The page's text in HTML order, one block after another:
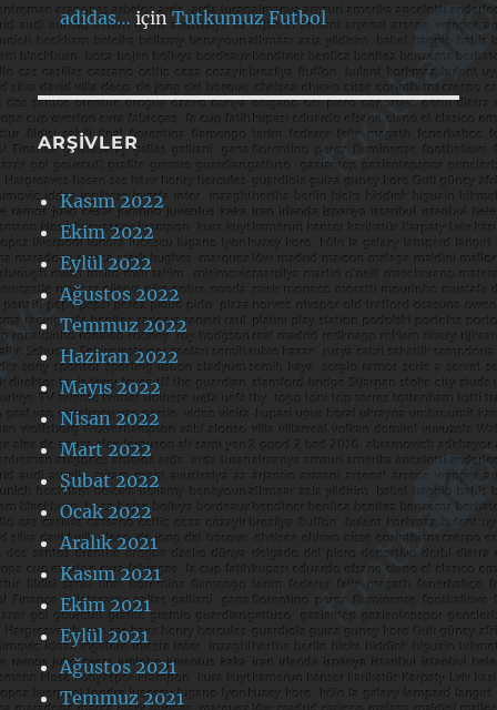
adidas… içinTutkumuz Futbol
ARŞIVLER
Kasım 2022
Ekim 2022
Eylül 2022
Ağustos 2022
Temmuz 2022
Haziran 2022
Mayıs 2022
Nisan 2022
Mart 2022
Şubat 2022
Ocak 2022
Aralık 2021
Kasım 2021
Ekim 2021
Eylül 2021
Ağustos 2021
Temmuz 2021